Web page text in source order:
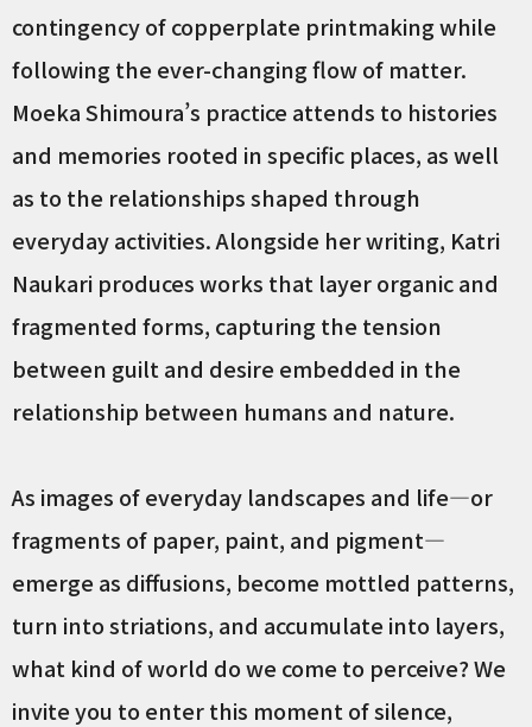
contingency of copperplate printmaking while
following the ever-changing flow of matter.
Moeka Shimoura’s practice attends to histories
and memories rooted in specific places, as well
as to the relationships shaped through
everyday activities. Alongside her writing, Katri
Naukari produces works that layer organic and
fragmented forms, capturing the tension
between guilt and desire embedded in the
relationship between humans and nature.
As images of everyday landscapes and life—or
fragments of paper, paint, and pigment—
emerge as diffusions, become mottled patterns,
turn into striations, and accumulate into layers,
what kind of world do we come to perceive? We
invite you to enter this moment of silence,